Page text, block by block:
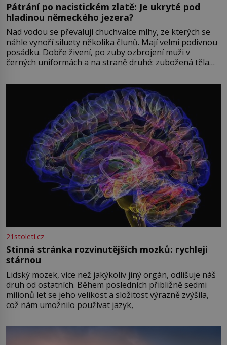
Pátrání po nacistickém zlatě: Je ukryté pod
hladinou německého jezera?
Nad vodou se převalují chuchvalce mlhy, ze kterých se
náhle vynoří siluety několika člunů. Mají velmi podivnou
posádku. Dobře živení, po zuby ozbrojení muži v
černých uniformách a na straně druhé: zubožená těla
přízračná scéna znamená? Je jaro roku 1945, druhá
světová válka se chýlí ke konci. Jezero Stolpsee
21stoleti.cz
Stinná stránka rozvinutějších mozků: rychleji
stárnou
Lidský mozek, více než jakýkoliv jiný orgán, odlišuje náš
druh od ostatních. Během posledních přibližně sedmi
milionů let se jeho velikost a složitost výrazně zvýšila,
což nám umožnilo používat jazyk,